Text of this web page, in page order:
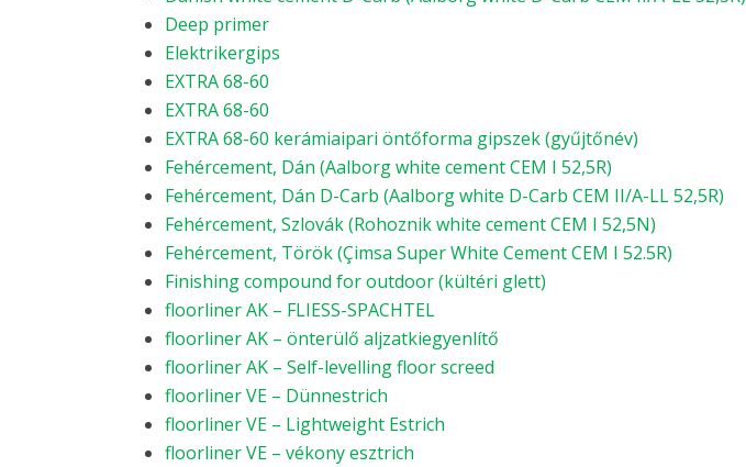
Deep primer
Elektrikergips
EXTRA 68-60
EXTRA 68-60
EXTRA 68-60 kerámiaipari öntőforma gipszek (gyűjtőnév)
Fehércement, Dán (Aalborg white cement CEM I 52,5R)
Fehércement, Dán D-Carb (Aalborg white D-Carb CEM II/A-LL 52,5R)
Fehércement, Szlovák (Rohoznik white cement CEM I 52,5N)
Fehércement, Török (Çimsa Super White Cement CEM I 52.5R)
Finishing compound for outdoor (kültéri glett)
floorliner AK – FLIESS-SPACHTEL
floorliner AK – önterülő aljzatkiegyenlítő
floorliner AK – Self-levelling floor screed
floorliner VE – Dünnestrich
floorliner VE – Lightweight Estrich
floorliner VE – vékony esztrich